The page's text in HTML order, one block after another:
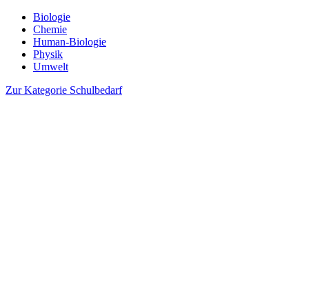
Biologie
Chemie
Human-Biologie
Physik
Umwelt
Zur Kategorie Schulbedarf